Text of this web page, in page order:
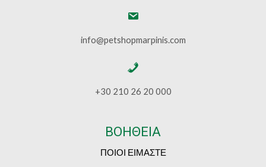
info@petshopmarpinis.com
+30 210 26 20 000
ΒΟΗΘΕΙΑ
ΠΟΙΟΙ ΕΙΜΑΣΤΕ